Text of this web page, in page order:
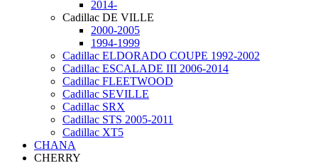
2014-
Cadillac DE VILLE
2000-2005
1994-1999
Cadillac ELDORADO COUPE 1992-2002
Cadillac ESCALADE III 2006-2014
Cadillac FLEETWOOD
Cadillac SEVILLE
Cadillac SRX
Cadillac STS 2005-2011
Cadillac XT5
CHANA
CHERRY